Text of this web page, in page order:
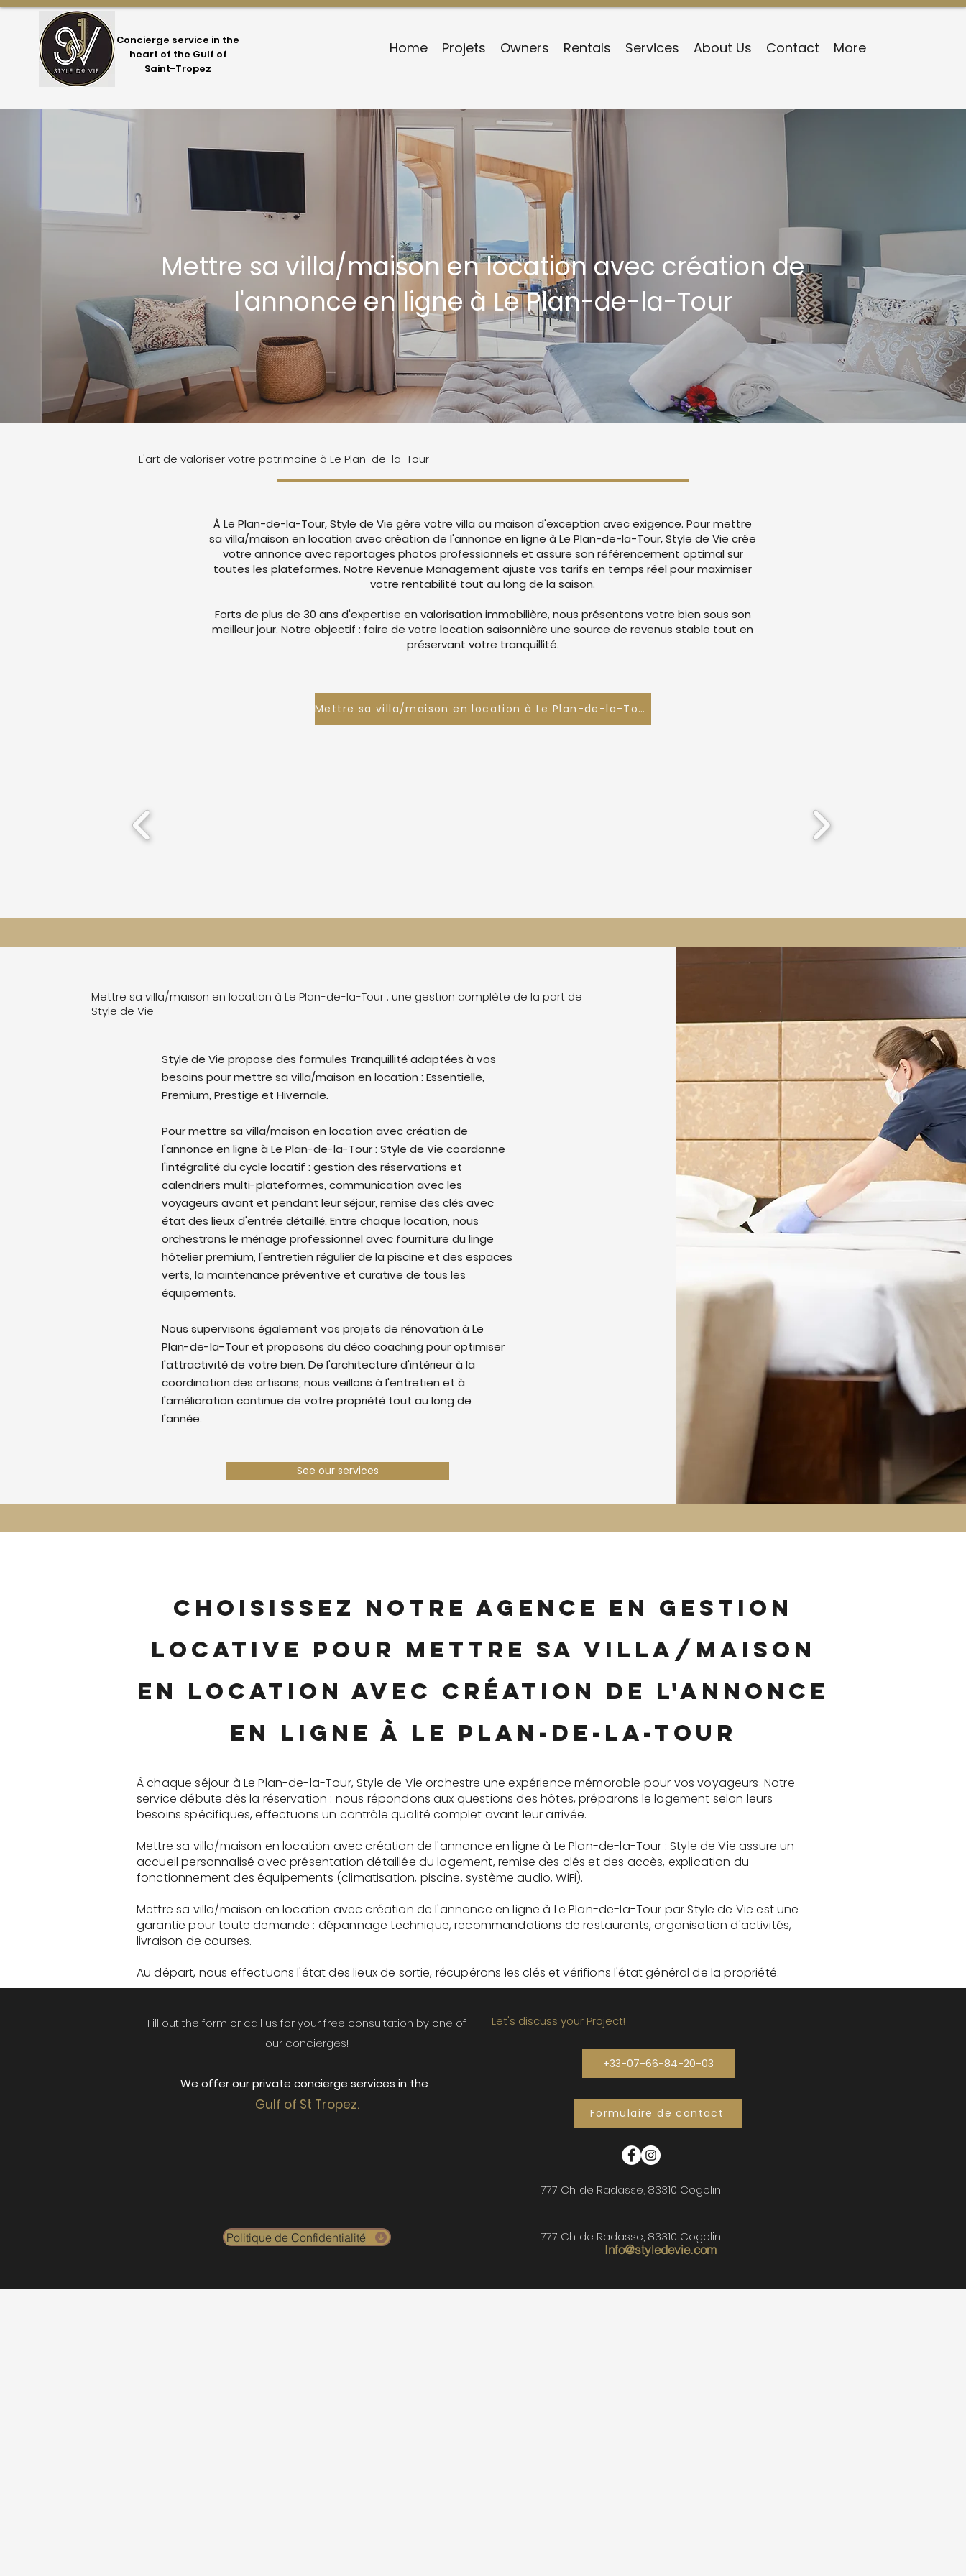
Concierge service in the
heart of the Gulf of
Saint-Tropez
Home Projets Owners Rentals Services About Us Contact More
Mettre sa villa/maison en location avec création de
l'annonce en ligne à Le Plan-de-la-Tour
L'art de valoriser votre patrimoine à Le Plan-de-la-Tour
À Le Plan-de-la-Tour, Style de Vie gère votre villa ou maison d'exception avec exigence. Pour mettre
sa villa/maison en location avec création de l'annonce en ligne à Le Plan-de-la-Tour, Style de Vie crée
votre annonce avec reportages photos professionnels et assure son référencement optimal sur
toutes les plateformes. Notre Revenue Management ajuste vos tarifs en temps réel pour maximiser
votre rentabilité tout au long de la saison.
Forts de plus de 30 ans d'expertise en valorisation immobilière, nous présentons votre bien sous son
meilleur jour. Notre objectif : faire de votre location saisonnière une source de revenus stable tout en
préservant votre tranquillité.
Mettre sa villa/maison en location à Le Plan-de-la-Tour
Mettre sa villa/maison en location à Le Plan-de-la-Tour : une gestion complète de la part de
Style de Vie
Style de Vie propose des formules Tranquillité adaptées à vos
besoins pour mettre sa villa/maison en location : Essentielle,
Premium, Prestige et Hivernale.
Pour mettre sa villa/maison en location avec création de
l'annonce en ligne à Le Plan-de-la-Tour : Style de Vie coordonne
l'intégralité du cycle locatif : gestion des réservations et
calendriers multi-plateformes, communication avec les
voyageurs avant et pendant leur séjour, remise des clés avec
état des lieux d'entrée détaillé. Entre chaque location, nous
orchestrons le ménage professionnel avec fourniture du linge
hôtelier premium, l'entretien régulier de la piscine et des espaces
verts, la maintenance préventive et curative de tous les
équipements.
Nous supervisons également vos projets de rénovation à Le
Plan-de-la-Tour et proposons du déco coaching pour optimiser
l'attractivité de votre bien. De l'architecture d'intérieur à la
coordination des artisans, nous veillons à l'entretien et à
l'amélioration continue de votre propriété tout au long de
l'année.
See our services
Choisissez notre agence en gestion
locative pour mettre sa villa/maison
en location avec création de l'annonce
en ligne à Le Plan-de-la-Tour
À chaque séjour à Le Plan-de-la-Tour, Style de Vie orchestre une expérience mémorable pour vos voyageurs. Notre
service débute dès la réservation : nous répondons aux questions des hôtes, préparons le logement selon leurs
besoins spécifiques, effectuons un contrôle qualité complet avant leur arrivée.
Mettre sa villa/maison en location avec création de l'annonce en ligne à Le Plan-de-la-Tour : Style de Vie assure un
accueil personnalisé avec présentation détaillée du logement, remise des clés et des accès, explication du
fonctionnement des équipements (climatisation, piscine, système audio, WiFi).
Mettre sa villa/maison en location avec création de l'annonce en ligne à Le Plan-de-la-Tour par Style de Vie est une
garantie pour toute demande : dépannage technique, recommandations de restaurants, organisation d'activités,
livraison de courses.
Au départ, nous effectuons l'état des lieux de sortie, récupérons les clés et vérifions l'état général de la propriété.
Fill out the form or call us for your free consultation by one of
our concierges!
We offer our private concierge services in the
Gulf of St Tropez.
Politique de Confidentialité
Let's discuss your Project!
+33-07-66-84-20-03
Formulaire de contact
777 Ch. de Radasse, 83310 Cogolin
Info@styledevie.com
777 Ch. de Radasse, 83310 Cogolin